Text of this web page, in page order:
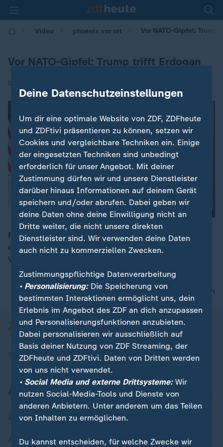
Video phoenix vor ort Vor NATO-Gipfel: Trump
Vor NATO-Gipfel: Trump trifft Erdogan
07.07.2026 | 17:37
Pressekonferenz mit US-Präsident Donald Trump und
dem türkischen Präsidenten Recep Tayyip, Erdogan im
Vorfeld des NATO-Gipfels in Ankara
nach oben
Aktuell bei ZDFheute
Zuletzt veröffentlicht
Aktuelle Sendungs-Videos
Deine Datenschutzeinstellungen
Um dir eine optimale Website von ZDF, ZDFheute
und ZDFtivi präsentieren zu können, setzen wir
Cookies und vergleichbare Techniken ein. Einige
der eingesetzten Techniken sind unbedingt
erforderlich für unser Angebot. Mit deiner
Zustimmung dürfen wir und unsere Dienstleister
darüber hinaus Informationen auf deinem Gerät
speichern und/oder abrufen. Dabei geben wir
deine Daten ohne deine Einwilligung nicht an
Dritte weiter, die nicht unsere direkten
Dienstleister sind. Wir verwenden deine Daten
auch nicht zu kommerziellen Zwecken.
Zustimmungspflichtige Datenverarbeitung
• Personalisierung:Die Speicherung von
bestimmten Interaktionen ermöglicht uns, dein
Erlebnis im Angebot des ZDF an dich anzupassen
und Personalisierungsfunktionen anzubieten.
Dabei personalisieren wir ausschließlich auf
Basis deiner Nutzung von ZDF Streaming, der
ZDFheute und ZDFtivi. Daten von Dritten werden
von uns nicht verwendet.
• Social Media und externe Drittsysteme:Wir
nutzen Social-Media-Tools und Dienste von
anderen Anbietern. Unter anderem um das Teilen
von Inhalten zu ermöglichen.
Du kannst entscheiden, für welche Zwecke wir